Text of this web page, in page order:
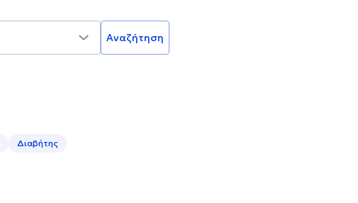
Αναζήτηση
Διαβήτης